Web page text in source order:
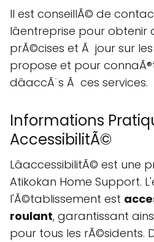
Il est conseillÃ© de
lâentreprise pour
prÃ©cises et Ã jour sur les
propose et pour
dâaccÃ¨s Ã ces services.
Informations
AccessibilitÃ©
LâaccessibilitÃ© est une
Atikokan Home Support.
l'Ã©tablissement est
roulant, garantissant
pour tous les rÃ©sidents.